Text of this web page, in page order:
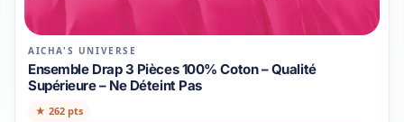
AICHA'S UNIVERSE
Ensemble Drap 3 Pièces 100% Coton – Qualité
Supérieure – Ne Déteint Pas
★ 262 pts